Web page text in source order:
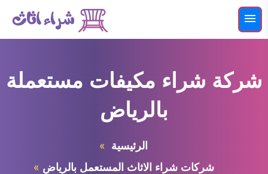
التجاوز
إلى القائمة
شراء اثاث مستعمل بالرياض
شركة شراء مكيفات مستعملة
بالرياض
الرئيسية
شركات شراء الاثاث المستعمل بالرياض